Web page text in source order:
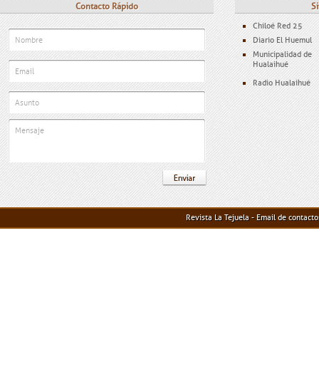
Contacto Rápido
Chiloé Red 25
Diario El Huemul
Municipalidad de
Hualaihué
Radio Hualaihué
Revista La Tejuela - Email de